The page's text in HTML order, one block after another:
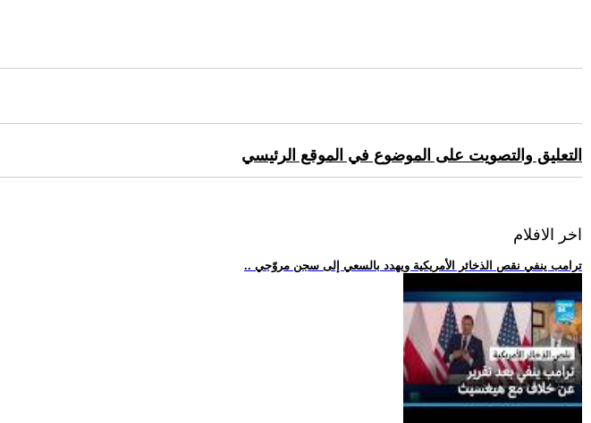
التعليق والتصويت على الموضوع في الموقع الرئيسي
اخر الافلام
.. ترامب ينفي نقص الذخائر الأمريكية ويهدد بالسعي إلى سجن مروّجي